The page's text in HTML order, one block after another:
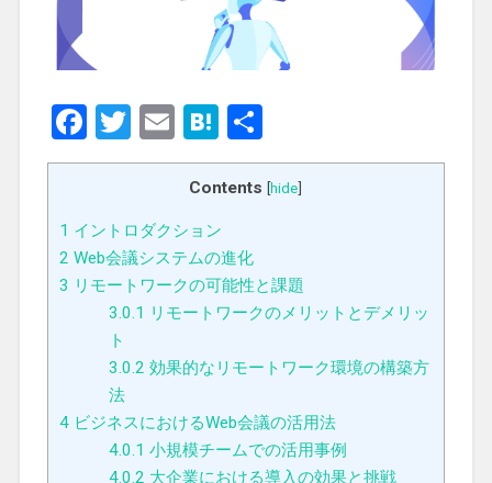
Facebook
Twitter
EmailHatena
共
有
Contents [hide]
1 イントロダクション
2 Web会議システムの進化
3 リモートワークの可能性と課題
3.0.1 リモートワークのメリットとデメリッ
ト
3.0.2 効果的なリモートワーク環境の構築方
法
4ビジネスにおけるWeb会議の活用法
4.0.1 小規模チームでの活用事例
4.0.2 大企業における導入の効果と挑戦